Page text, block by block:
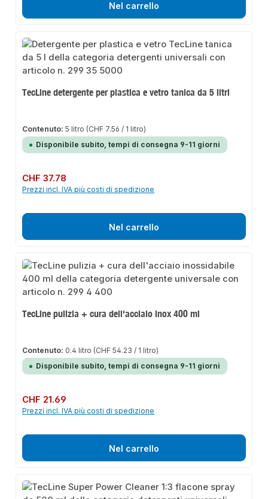
Nel carrello
TecLine detergente per plastica e vetro tanica da 5 litri
Contenuto:5 litro (CHF 7.56 / 1 litro)
Disponibile subito, tempi di consegna 9-11 giorni
Prezzo normale:
CHF 37.78
Prezzi incl. IVA più costi di spedizione
Nel carrello
TecLine pulizia + cura dell'acciaio inox 400 ml
Contenuto: 0.4 litro (CHF 54.23 / 1 litro)
Disponibile subito, tempi di consegna 9-11 giorni
Prezzo normale:
CHF 21.69
Prezzi incl. IVA più costi di spedizione
Nel carrello